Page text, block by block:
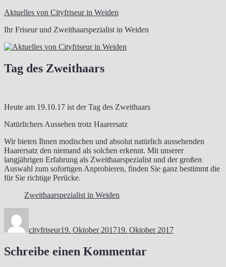
Zum
springen
Aktuelles von Cityfriseur in Weiden
Ihr Friseur und Zweithaarspezialist in Weiden
Tag des Zweithaars
Heute am 19.10.17 ist der Tag des Zweithaars
Natürlichers Aussehen trotz Haarersatz
Wir bieten Ihnen modischen und absolut natürlich aussehenden
Haarersatz den niemand als solchen erkennt. Mit unserer
langjährigen Erfahrung als Zweithaarspezialist und der großen
Auswahl zum sofortigen Anprobieren, finden Sie ganz bestimmt die
für Sie richtige Perücke.
Zweithaarspezialist in Weiden
cityfriseur19. Oktober 201719. Oktober 2017
Schreibe einen Kommentar